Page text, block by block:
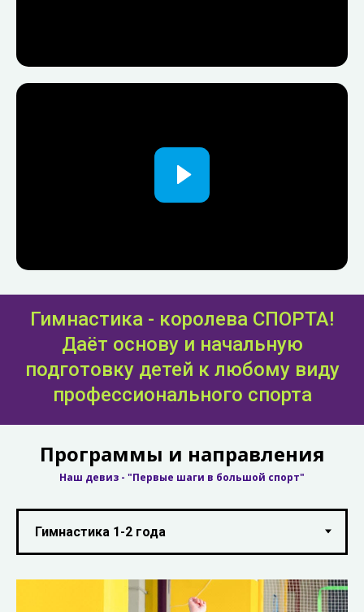
Гимнастика - королева СПОРТА!
Даёт основу и начальную
подготовку детей к любому виду
профессионального спорта
Программы и направления
Наш девиз - "Первые шаги в большой спорт"